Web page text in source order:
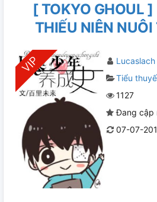
[ TOKYO GHOUL
THIẾU NIÊN
Lucaslach
Tiểu
1127
Đang cập
07-07-